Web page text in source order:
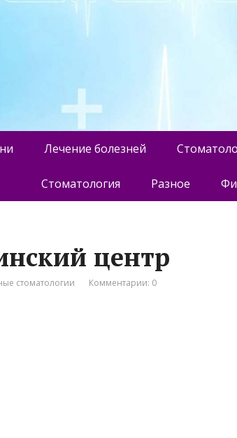
Лечение болезней
Стоматология Разное
центр
стоматологии Комментарии: 0